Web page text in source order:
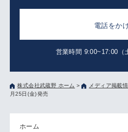
電話をか
営業時間 9:00~17:00（
株式会社武蔵野 ホーム > メディア掲載
月25日(金)発売
ホーム